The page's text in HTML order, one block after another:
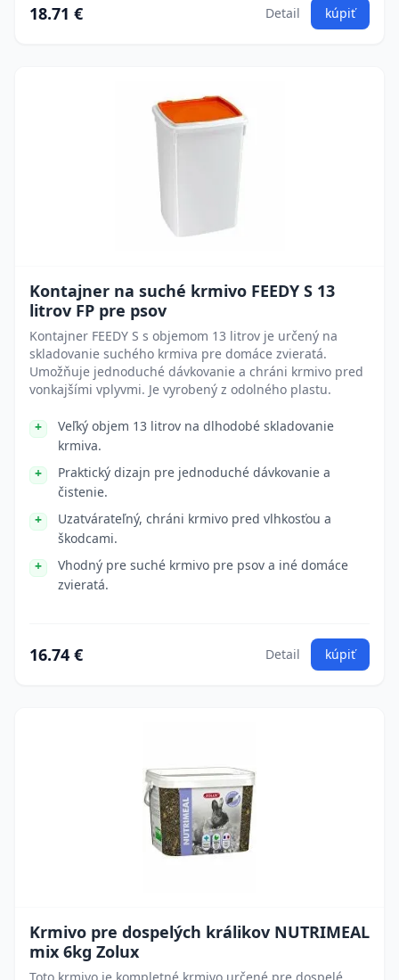
18.71 € Detail kúpiť
Kontajner na suché krmivo FEEDY S 13
litrov FP pre psov
Kontajner FEEDY S s objemom 13 litrov je určený na
skladovanie suchého krmiva pre domáce zvieratá.
Umožňuje jednoduché dávkovanie a chráni krmivo pred
vonkajšími vplyvmi. Je vyrobený z odolného plastu.
Veľký objem 13 litrov na dlhodobé skladovanie
krmiva.
Praktický dizajn pre jednoduché dávkovanie a
čistenie.
Uzatvárateľný, chráni krmivo pred vlhkosťou a
škodcami.
Vhodný pre suché krmivo pre psov a iné domáce
zvieratá.
16.74 € Detail kúpiť
Krmivo pre dospelých králikov NUTRIMEAL
mix 6kg Zolux